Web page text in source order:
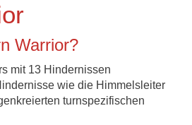
Warrior?
mit 13 Hindernissen
wie die Himmelsleiter
turnspezifischen